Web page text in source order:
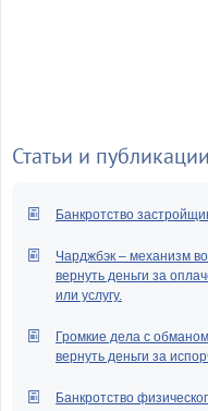
Статьи и публикации
Банкротство
Чарджбэк – механизм
вернуть деньги за
или услугу.
Громкие дела с
вернуть деньги за
Банкротство